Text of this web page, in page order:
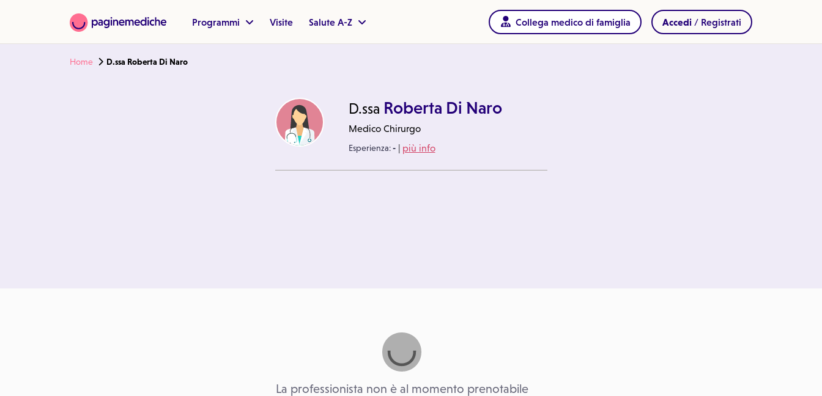
Programmi Visite Salute A-Z Collega medico di famiglia Accedi / Registrati
Home D.ssa Roberta Di Naro
D.ssa Roberta Di Naro
Medico Chirurgo
Esperienza:-| più info
La professionista non è al momento prenotabile